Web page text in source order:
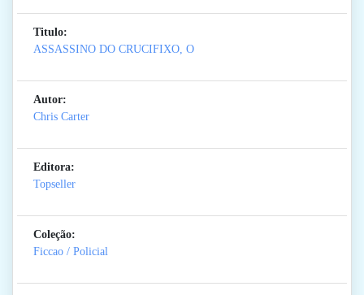
Titulo:
ASSASSINO DO CRUCIFIXO, O
Autor:
Chris Carter
Editora:
Topseller
Coleção:
Ficcao / Policial